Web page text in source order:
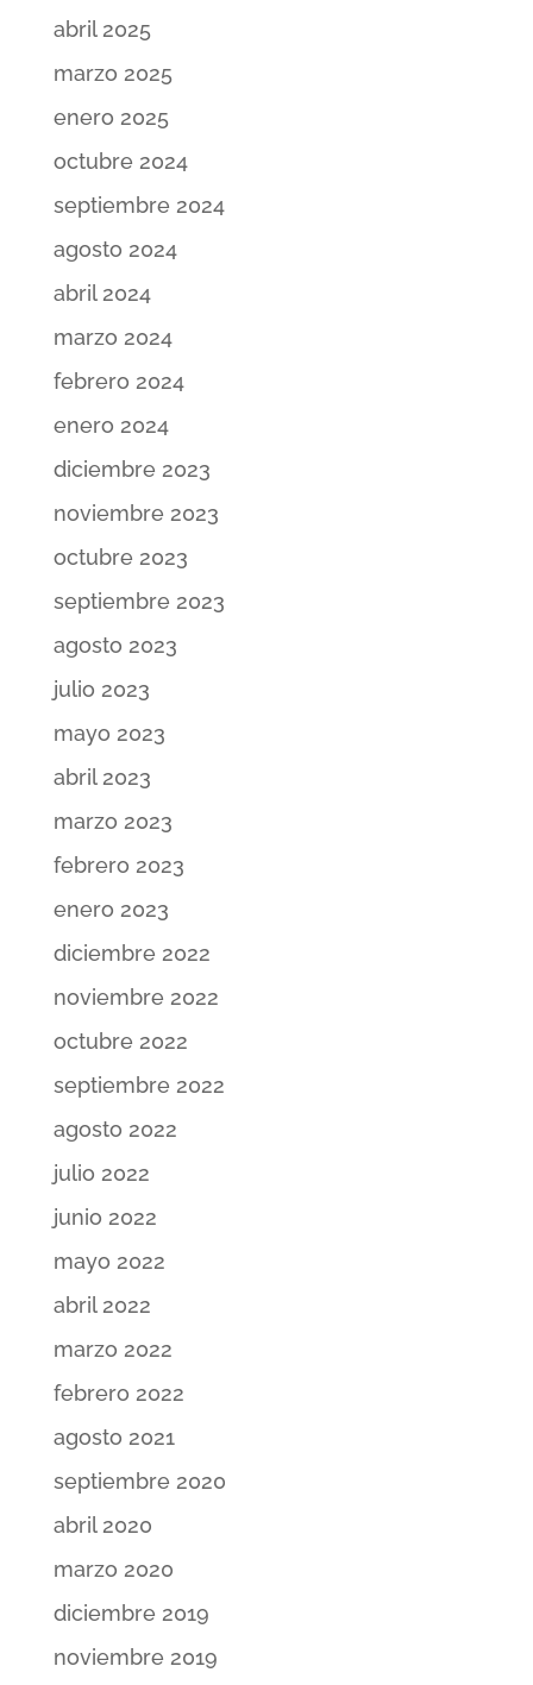
abril 2025
marzo 2025
enero 2025
octubre 2024
septiembre 2024
agosto 2024
abril 2024
marzo 2024
febrero 2024
enero 2024
diciembre 2023
noviembre 2023
octubre 2023
septiembre 2023
agosto 2023
julio 2023
mayo 2023
abril 2023
marzo 2023
febrero 2023
enero 2023
diciembre 2022
noviembre 2022
octubre 2022
septiembre 2022
agosto 2022
julio 2022
junio 2022
mayo 2022
abril 2022
marzo 2022
febrero 2022
agosto 2021
septiembre 2020
abril 2020
marzo 2020
diciembre 2019
noviembre 2019